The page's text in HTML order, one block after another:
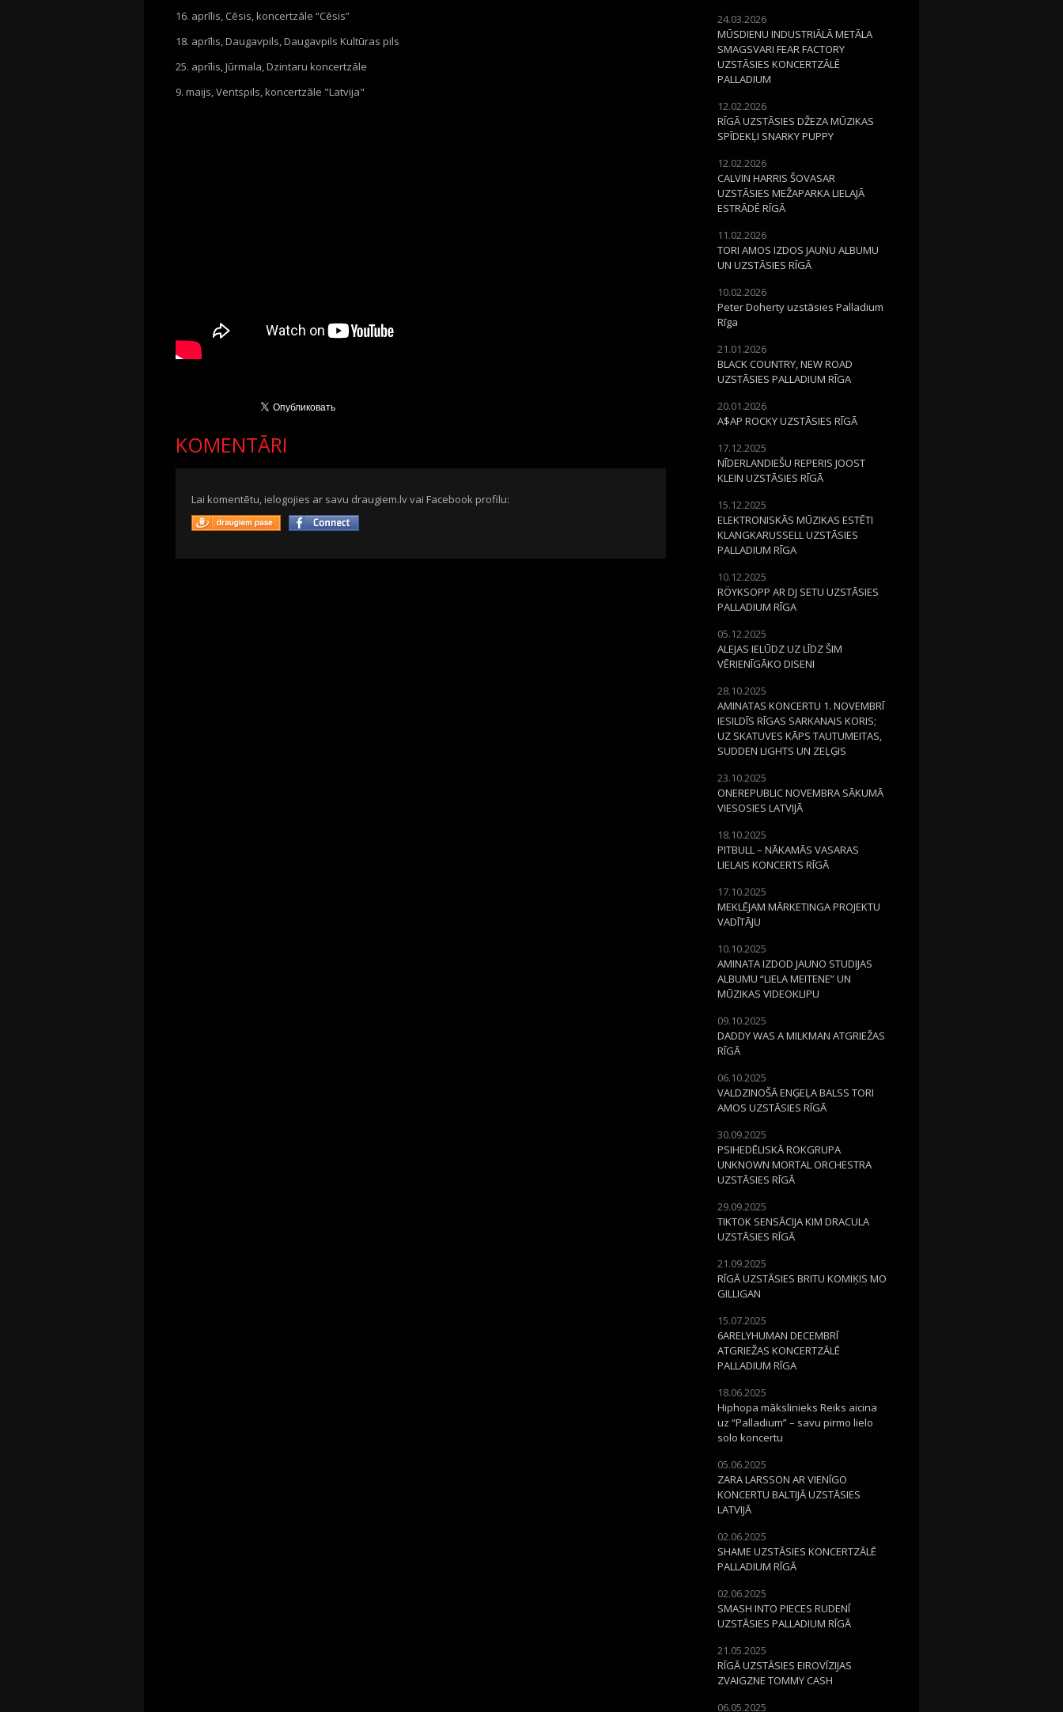
16. aprīlis, Cēsis, koncertzāle “Cēsis”
18. aprīlis, Daugavpils, Daugavpils Kultūras pils
25. aprīlis, Jūrmala, Dzintaru koncertzāle
9. maijs, Ventspils, koncertzāle "Latvija"
KOMENTĀRI
Lai komentētu, ielogojies ar savu draugiem.lv vai Facebook profilu:
24.03.2026
MŪSDIENU INDUSTRIĀLĀ METĀLA
SMAGSVARI FEAR FACTORY
UZSTĀSIES KONCERTZĀLĒ
PALLADIUM
12.02.2026
RĪGĀ UZSTĀSIES DŽEZA MŪZIKAS
SPĪDEKĻI SNARKY PUPPY
12.02.2026
CALVIN HARRIS ŠOVASAR
UZSTĀSIES MEŽAPARKA LIELAJĀ
ESTRĀDĒ RĪGĀ
11.02.2026
TORI AMOS IZDOS JAUNU ALBUMU
UN UZSTĀSIES RĪGĀ
10.02.2026
Peter Doherty uzstāsies Palladium
Rīga
21.01.2026
BLACK COUNTRY, NEW ROAD
UZSTĀSIES PALLADIUM RĪGA
20.01.2026
A$AP ROCKY UZSTĀSIES RĪGĀ
17.12.2025
NĪDERLANDIEŠU REPERIS JOOST
KLEIN UZSTĀSIES RĪGĀ
15.12.2025
ELEKTRONISKĀS MŪZIKAS ESTĒTI
KLANGKARUSSELL UZSTĀSIES
PALLADIUM RĪGA
10.12.2025
RÖYKSOPP AR DJ SETU UZSTĀSIES
PALLADIUM RĪGA
05.12.2025
ALEJAS IELŪDZ UZ LĪDZ ŠIM
VĒRIENĪGĀKO DISENI
28.10.2025
AMINATAS KONCERTU 1. NOVEMBRĪ
IESILDĪS RĪGAS SARKANAIS KORIS;
UZ SKATUVES KĀPS TAUTUMEITAS,
SUDDEN LIGHTS UN ZEĻĢIS
23.10.2025
ONEREPUBLIC NOVEMBRA SĀKUMĀ
VIESOSIES LATVIJĀ
18.10.2025
PITBULL – NĀKAMĀS VASARAS
LIELAIS KONCERTS RĪGĀ
17.10.2025
MEKLĒJAM MĀRKETINGA PROJEKTU
VADĪTĀJU
10.10.2025
AMINATA IZDOD JAUNO STUDIJAS
ALBUMU “LIELA MEITENE” UN
MŪZIKAS VIDEOKLIPU
09.10.2025
DADDY WAS A MILKMAN ATGRIEŽAS
RĪGĀ
06.10.2025
VALDZINOŠĀ ENĢEĻA BALSS TORI
AMOS UZSTĀSIES RĪGĀ
30.09.2025
PSIHEDĒLISKĀ ROKGRUPA
UNKNOWN MORTAL ORCHESTRA
UZSTĀSIES RĪGĀ
29.09.2025
TIKTOK SENSĀCIJA KIM DRACULA
UZSTĀSIES RĪGĀ
21.09.2025
RĪGĀ UZSTĀSIES BRITU KOMIĶIS MO
GILLIGAN
15.07.2025
6ARELYHUMAN DECEMBRĪ
ATGRIEŽAS KONCERTZĀLĒ
PALLADIUM RĪGA
18.06.2025
Hiphopa mākslinieks Reiks aicina
uz “Palladium” – savu pirmo lielo
solo koncertu
05.06.2025
ZARA LARSSON AR VIENĪGO
KONCERTU BALTIJĀ UZSTĀSIES
LATVIJĀ
02.06.2025
SHAME UZSTĀSIES KONCERTZĀLĒ
PALLADIUM RĪGĀ
02.06.2025
SMASH INTO PIECES RUDENĪ
UZSTĀSIES PALLADIUM RĪGĀ
21.05.2025
RĪGĀ UZSTĀSIES EIROVĪZIJAS
ZVAIGZNE TOMMY CASH
06.05.2025